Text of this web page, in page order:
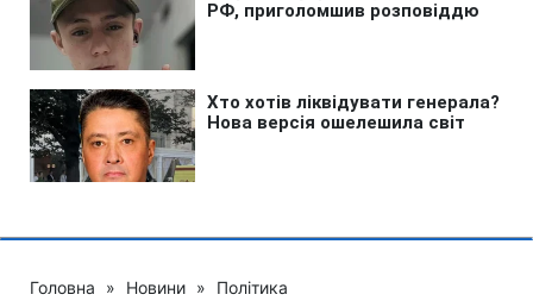
Головна » Новини » Політика